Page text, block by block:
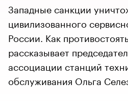
Западные санкции
цивилизованного
России. Как
рассказывает
ассоциации станций
обслуживания Ольга